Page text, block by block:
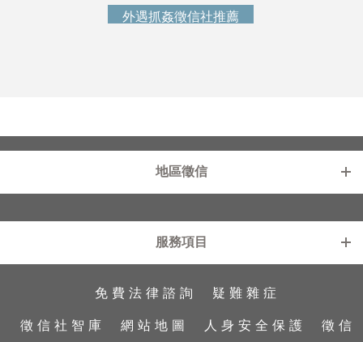
外遇抓姦徵信社推薦
地區徵信
新北徵信社
新竹徵信社
台中徵信社
基隆徵信社
雲林徵信社
彰化徵信社
服務項目
工商徵信
行蹤蒐證
外遇診療室
外遇蒐證
免費法律諮詢 疑難雜症
徵信社智庫 網站地圖 人身安全保護 徵信